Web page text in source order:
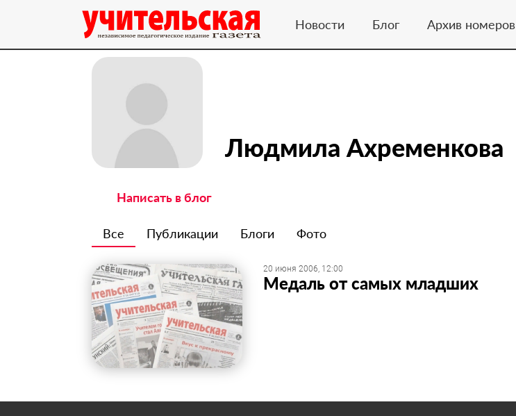
Новости Блог Архив номеров
Людмила Ахременкова
Написать в блог
Все Публикации Блоги Фото
20 июня 2006, 12:00
Медаль от самых младших